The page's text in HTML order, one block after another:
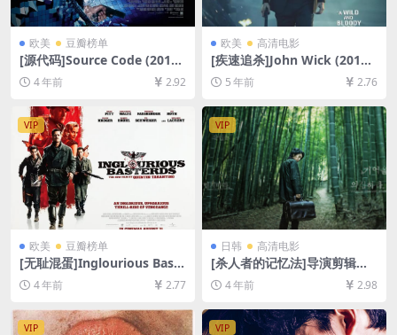
欧美 豆瓣榜单
[源代码]Source Code (2011)
[百度网盘+迅雷云盘资源1080
P超清未删减][MP4/6GB][中
英字幕]
4 年前 2.92
欧美 高清电影
[疾速追杀]John Wick (2014)
[百度网盘+迅雷云盘资源1080
P超清未删减][MP4/6.8GB][中
英字幕]
5 年前 2.76
VIP
欧美 豆瓣榜单
[无耻混蛋]Inglourious Baste
rds (2009)[百度网盘+迅雷云
盘资源1080P超清未删减][MP
4 年前 2.77
VIP
日韩 高清电影
[杀人者的记忆法]导演剪辑版
살인자의 기억법 (2017)[百度
网盘+迅雷云盘资源1080P超
中字]
4 年前 2.98
VIP VIP